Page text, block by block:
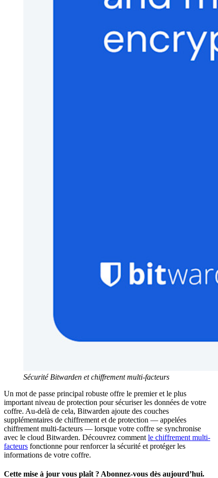
Sécurité Bitwarden et chiffrement multi-facteurs
Un mot de passe principal robuste offre le premier et le plus
important niveau de protection pour sécuriser les données de votre
coffre. Au-delà de cela, Bitwarden ajoute des couches
supplémentaires de chiffrement et de protection — appelées
chiffrement multi-facteurs — lorsque votre coffre se synchronise
avec le cloud Bitwarden. Découvrez comment le chiffrement multi-
facteurs fonctionne pour renforcer la sécurité et protéger les
informations de votre coffre.
Cette mise à jour vous plaît ? Abonnez-vous dès aujourd’hui.